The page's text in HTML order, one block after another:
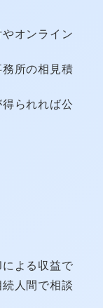
オンライン
所の相見積
られれば公
よる収益で
人間で相談